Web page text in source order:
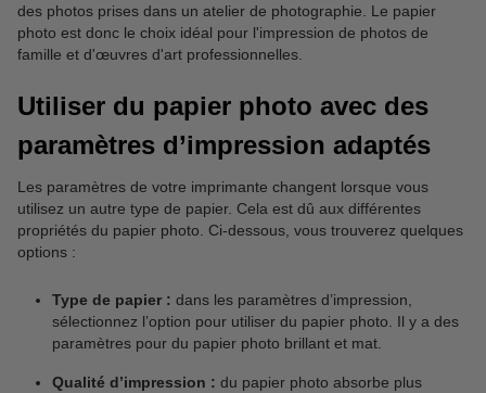
des photos prises dans un atelier de photographie. Le papier
photo est donc le choix idéal pour l'impression de photos de
famille et d'œuvres d'art professionnelles.
Utiliser du papier photo avec des
paramètres d’impression adaptés
Les paramètres de votre imprimante changent lorsque vous
utilisez un autre type de papier. Cela est dû aux différentes
propriétés du papier photo. Ci-dessous, vous trouverez quelques
options :
Type de papier : dans les paramètres d’impression,
sélectionnez l’option pour utiliser du papier photo. Il y a des
paramètres pour du papier photo brillant et mat.
Qualité d’impression : du papier photo absorbe plus